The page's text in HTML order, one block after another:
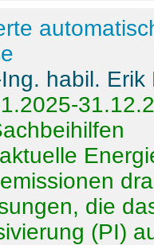
habil. Erik
die
(PI)